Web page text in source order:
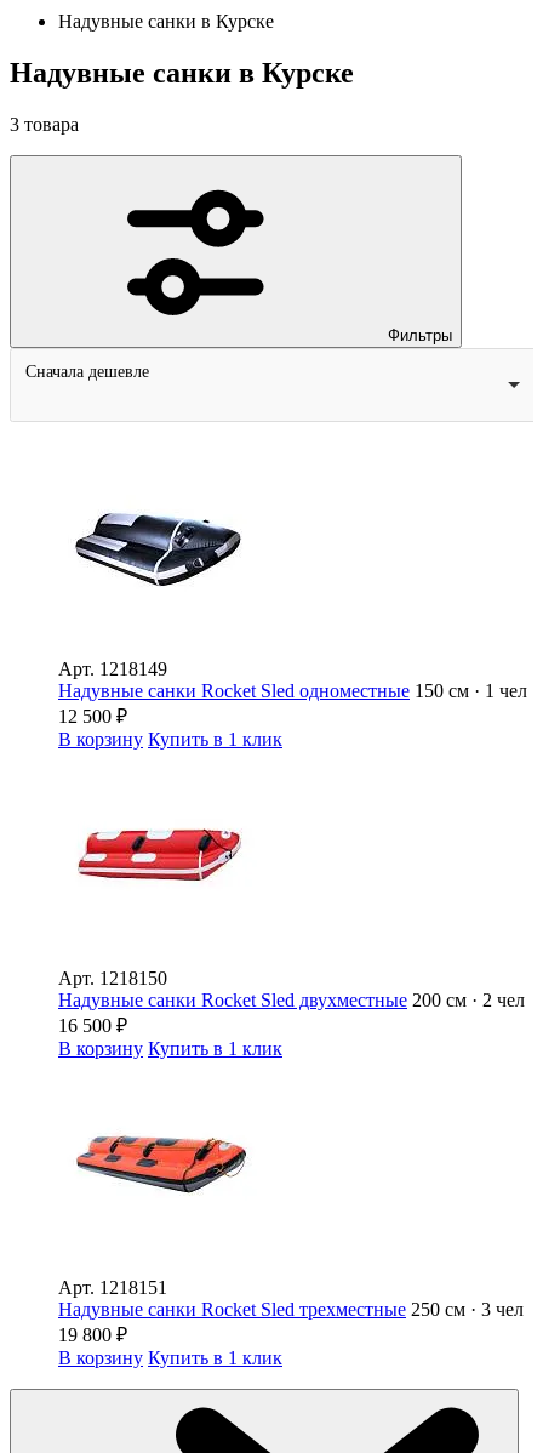
Надувные санки в Курске
Надувные санки в Курске
3 товара
Фильтры
Сначала дешевле
Арт. 1218149
Надувные санки Rocket Sled одноместные 150 см · 1 чел
12 500 ₽
В корзину Купить в 1 клик
Арт. 1218150
Надувные санки Rocket Sled двухместные 200 см · 2 чел
16 500 ₽
В корзину Купить в 1 клик
Арт. 1218151
Надувные санки Rocket Sled трехместные 250 см · 3 чел
19 800 ₽
В корзину Купить в 1 клик